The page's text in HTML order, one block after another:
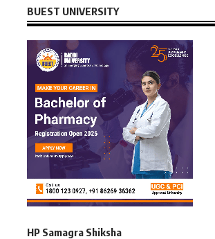
BUEST UNIVERSITY
HP Samagra Shiksha